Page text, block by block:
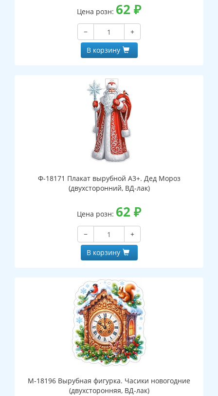
Цена розн: 62 ₽
−
+
В корзину
Ф-18171 Плакат вырубной А3+. Дед Мороз
(двухсторонний, ВД-лак)
Цена розн: 62 ₽
−
+
В корзину
М-18196 Вырубная фигурка. Часики новогодние
(двухсторонняя, ВД-лак)